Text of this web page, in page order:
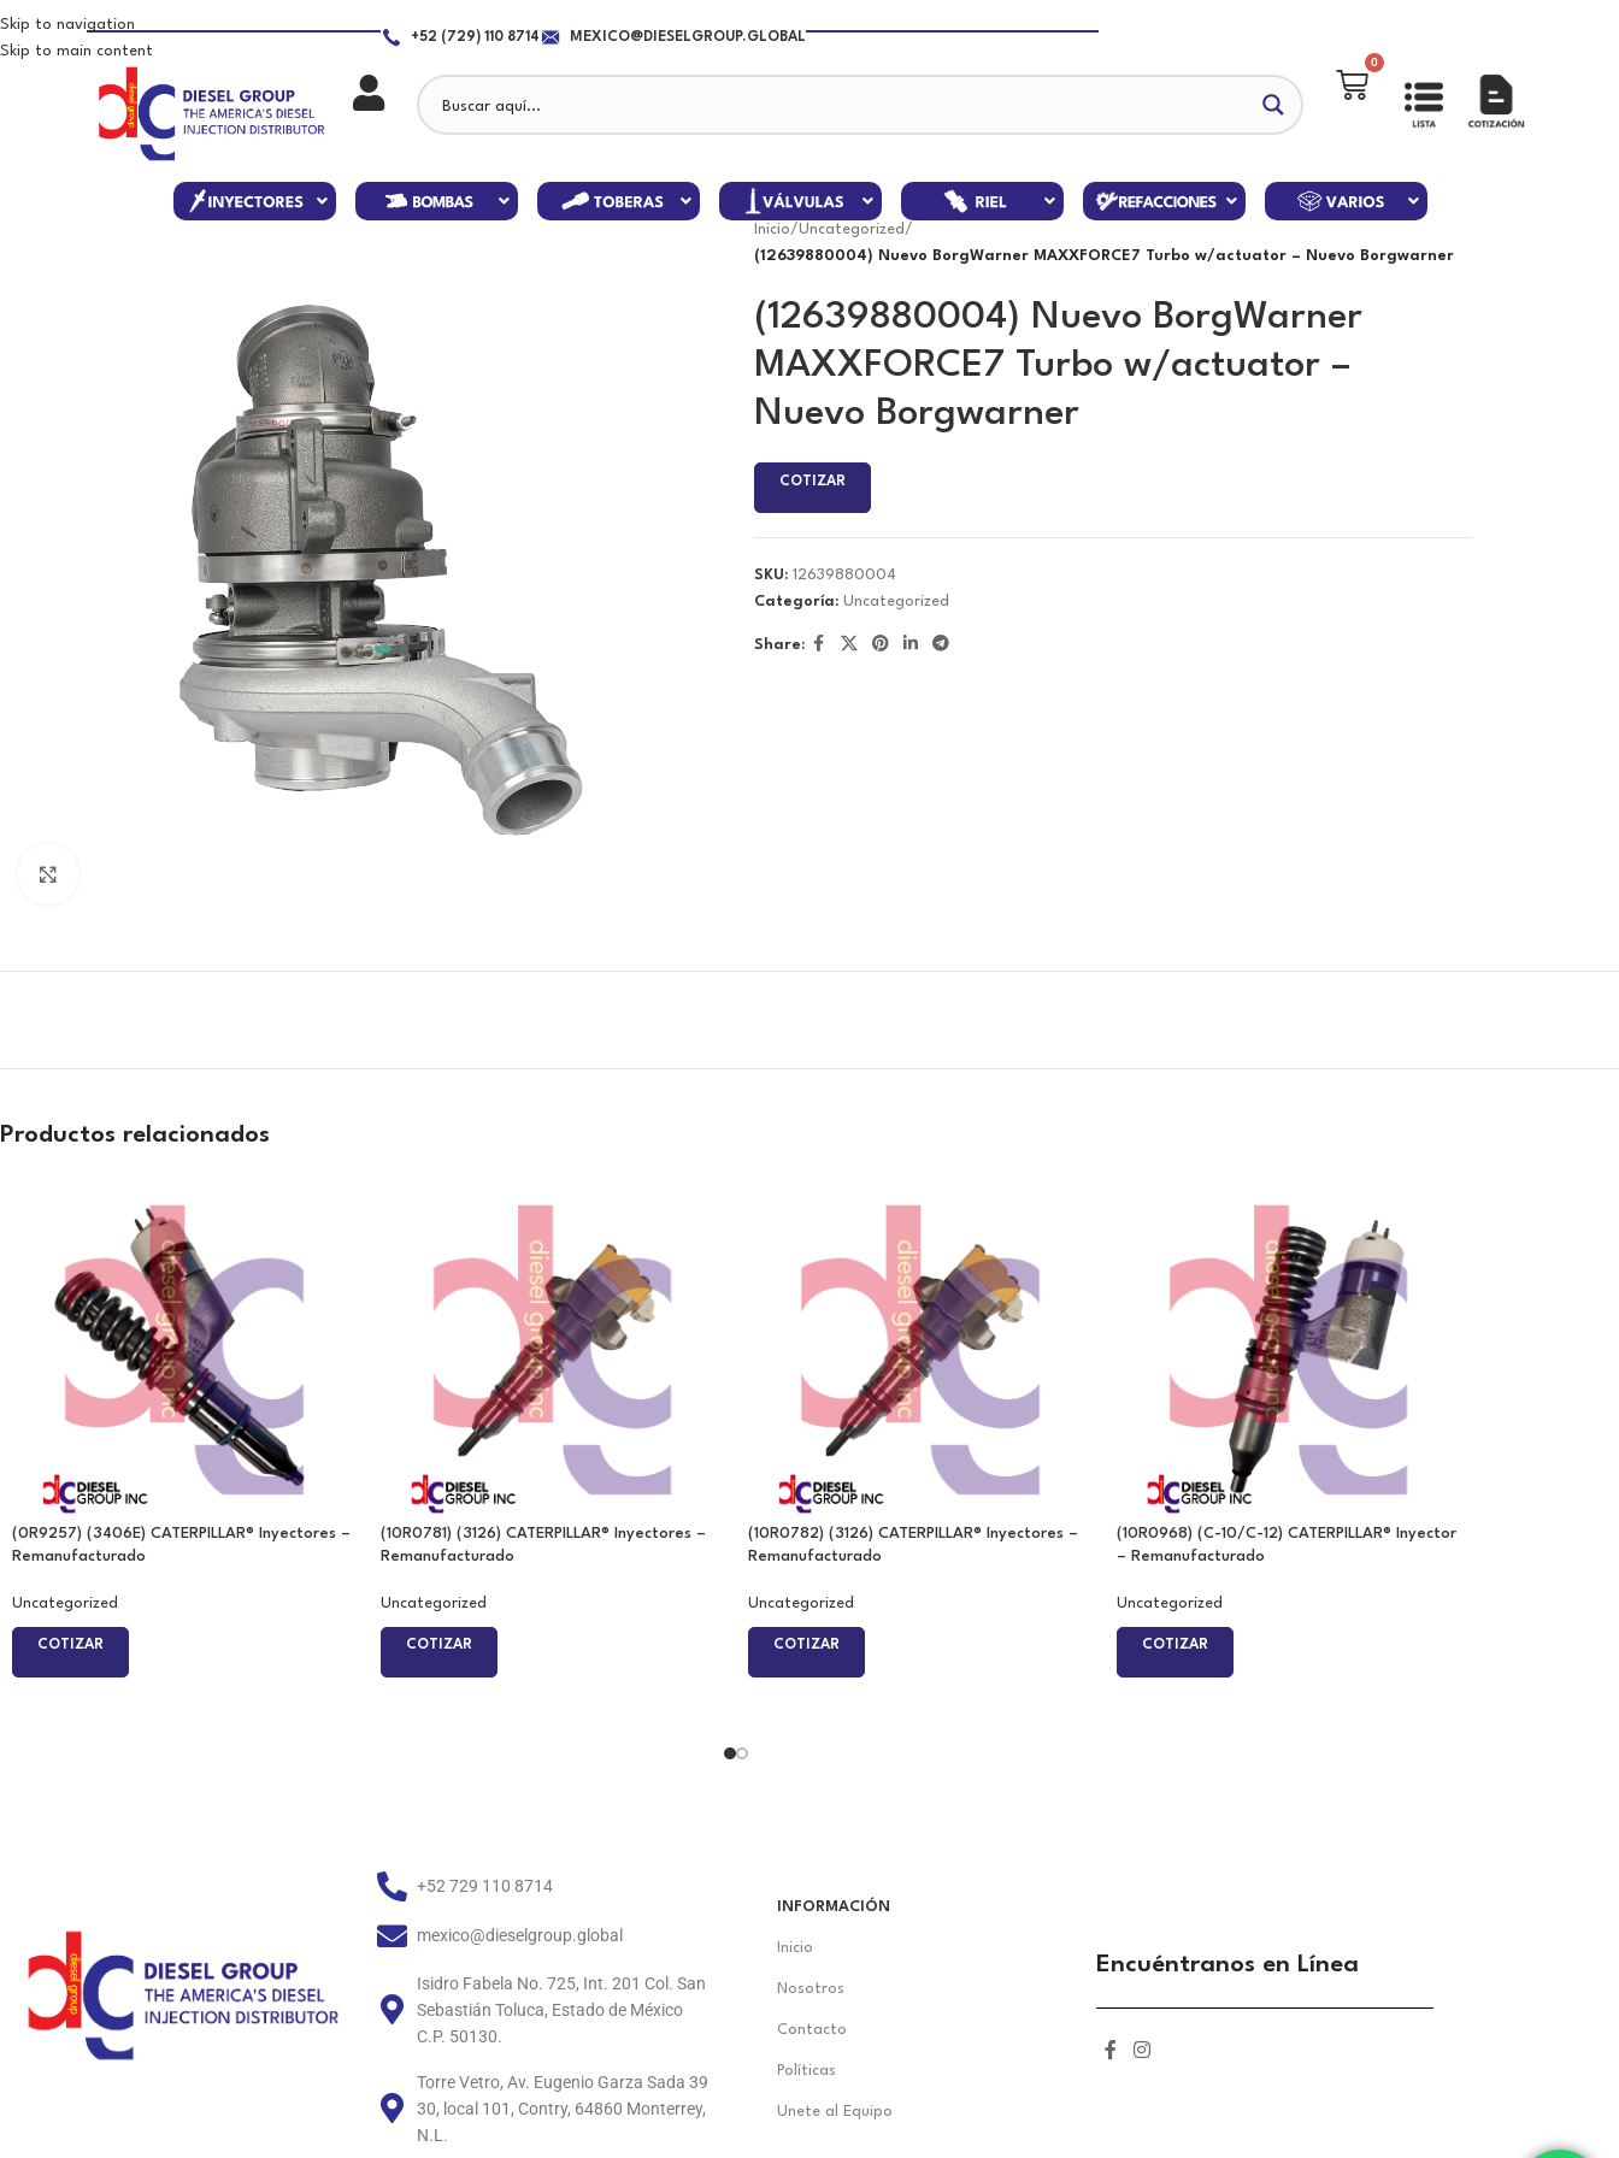
Skip to navigation
Skip to main content
+52 (729) 110 8714 MEXICO@DIESELGROUP.GLOBAL
0
Inicio/Uncategorized /
(12639880004) Nuevo BorgWarner MAXXFORCE7 Turbo w/actuator – Nuevo Borgwarner
(12639880004) Nuevo BorgWarner
MAXXFORCE7 Turbo w/actuator –
Nuevo Borgwarner
COTIZAR
SKU: 12639880004
Categoría: Uncategorized
Share:
Productos relacionados
(0R9257) (3406E) CATERPILLAR® Inyectores –
Remanufacturado
Uncategorized
COTIZAR
(10R0781) (3126) CATERPILLAR® Inyectores –
Remanufacturado
Uncategorized
COTIZAR
(10R0782) (3126) CATERPILLAR® Inyectores –
Remanufacturado
Uncategorized
COTIZAR
(10R0968) (C-10/C-12) CATERPILLAR® Inyector
– Remanufacturado
Uncategorized
COTIZAR
+52 729 110 8714
mexico@dieselgroup.global
Isidro Fabela No. 725, Int. 201 Col. San
Sebastián Toluca, Estado de México
C.P. 50130.
Torre Vetro, Av. Eugenio Garza Sada 39
30, local 101, Contry, 64860 Monterrey,
N.L.
INFORMACIÓN
Inicio
Nosotros
Contacto
Políticas
Unete al Equipo
Encuéntranos en Línea